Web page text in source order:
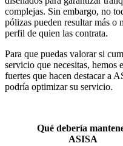
complejas. Sin embargo, no
pólizas pueden resultar más o
perfil de quien las contrata.
Para que puedas valorar si
servicio que necesitas, hemos
fuertes que hacen destacar a
podría optimizar su servicio.
Qué debería
ASISA